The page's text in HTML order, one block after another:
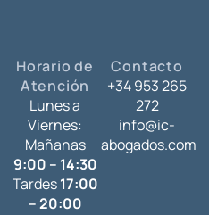
Horario de
Atención
Lunes a
Viernes:
Mañanas
9:00 – 14:30
Tardes17:00
– 20:00
Contacto
+34 953 265
272
info@ic-
abogados.com